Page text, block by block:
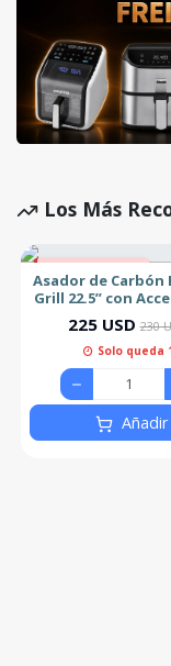
Los Más
2% de descuento
Asador de Carbón
Grill 22.5” con
225 USD 230
Solo queda
Añadir